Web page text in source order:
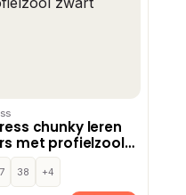
chunky leren
met profielzool
38
+4